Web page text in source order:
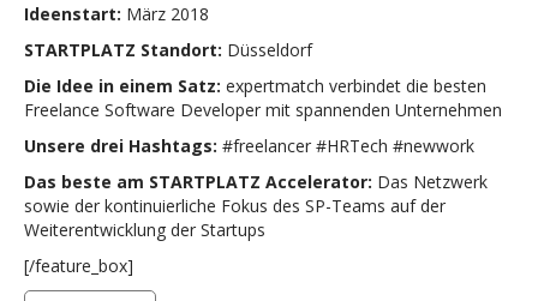
Ideenstart: März 2018
STARTPLATZ Standort: Düsseldorf
Die Idee in einem Satz: expertmatch verbindet die besten
Freelance Software Developer mit spannenden Unternehmen
Unsere drei Hashtags: #freelancer #HRTech #newwork
Das beste am STARTPLATZ Accelerator: Das Netzwerk
sowie der kontinuierliche Fokus des SP-Teams auf der
Weiterentwicklung der Startups
[/feature_box]